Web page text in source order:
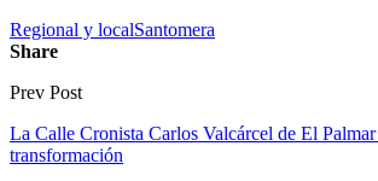
Regional y localSantomera
Share
Prev Post
La Calle Cronista Carlos Valcárcel de El
transformación